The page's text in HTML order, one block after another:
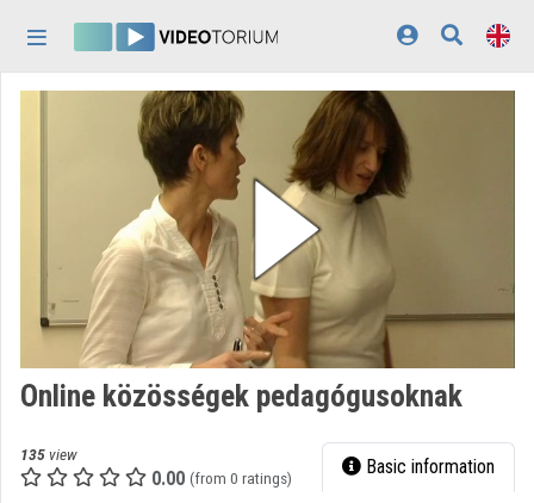
Categories
Playlists
Organizations
Contributors
Appearance:
Online közösségek pedagógusoknak
135 view
0.00 (from 0 ratings) Basic information